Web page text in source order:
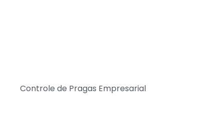
Controle de Pragas Empresarial